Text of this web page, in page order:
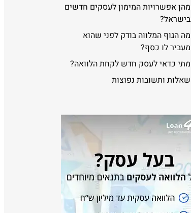
מהן אפשרויות המימון לעסקים חדשים
בישראל?
מה הגוף המלווה בודק לפני שהוא
מעביר לו כסף?
מתי כדאי לעסק חדש לקחת הלוואה?
שאלות ותשובות נפוצות